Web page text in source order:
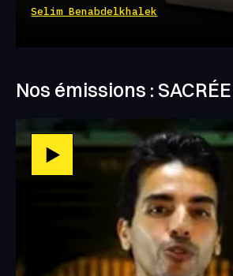
Selim Benabdelkhalek
Nos émissions :